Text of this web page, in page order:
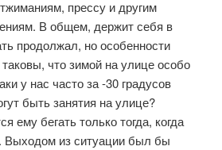
прессу и другим
В общем, держит себя в
продолжал, но особенности
что зимой на улице особо
у нас часто за -30 градусов
быть занятия на улице?
ему бегать только тогда, когда
Выходом из ситуации был бы